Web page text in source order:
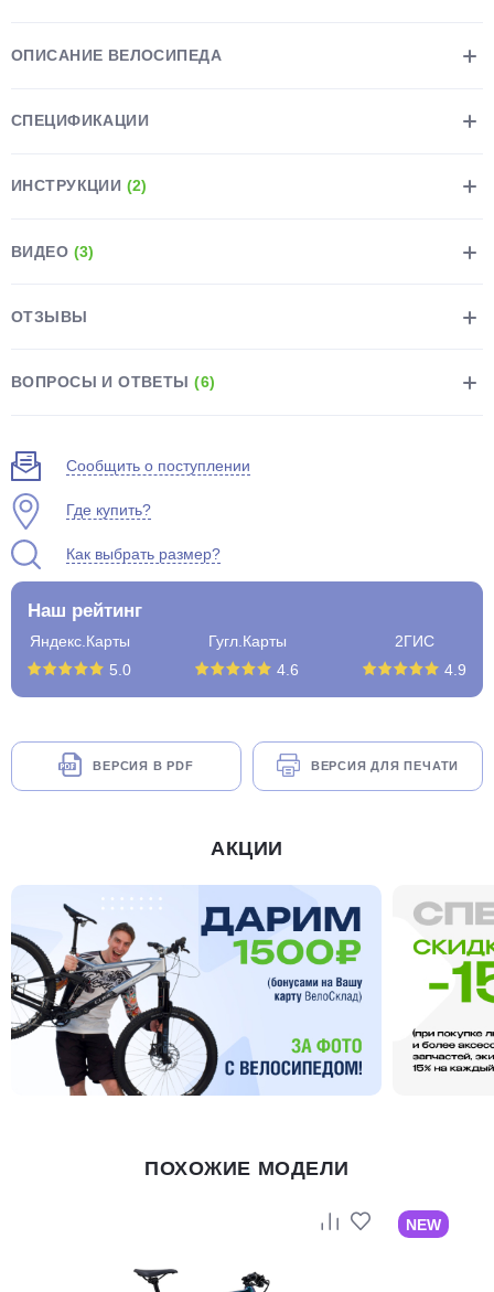
ОПИСАНИЕ ВЕЛОСИПЕДА
СПЕЦИФИКАЦИИ
ИНСТРУКЦИИ (2)
ВИДЕО (3)
ОТЗЫВЫ
ВОПРОСЫ И ОТВЕТЫ(6)
Сообщить о поступлении
Где купить?
Как выбрать размер?
Наш рейтинг
Яндекс.Карты
5.0
Гугл.Карты
4.6
2ГИС
4.9
ВЕРСИЯ В PDF ВЕРСИЯ ДЛЯ ПЕЧАТИ
АКЦИИ
ПОХОЖИЕ МОДЕЛИ
NEW